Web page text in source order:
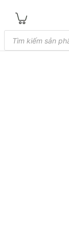
Tìm
kiếm
sản